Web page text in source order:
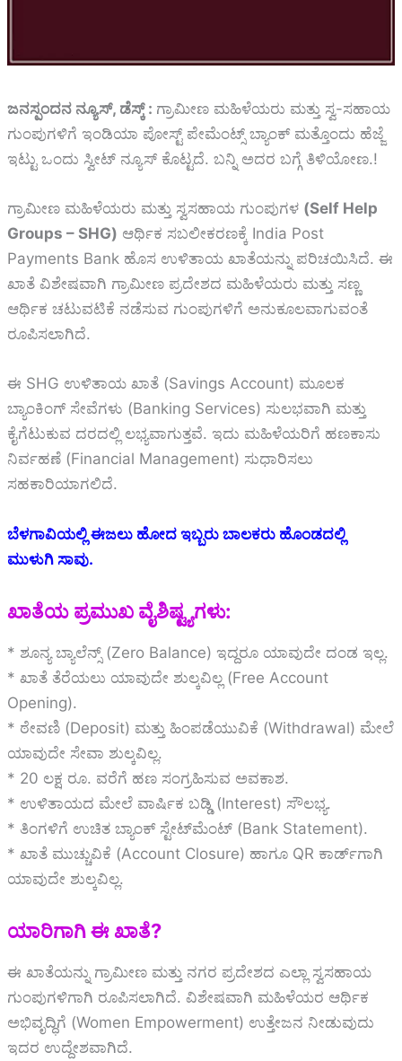
ಜನಸ್ಪಂದನ ನ್ಯೂಸ್‌, ಡೆಸ್ಕ್‌ : ಗ್ರಾಮೀಣ ಮಹಿಳೆಯರು ಮತ್ತು ಸ್ವ-ಸಹಾಯ
ಗುಂಪುಗಳಿಗೆ ಇಂಡಿಯಾ ಪೋಸ್ಟ್ ಪೇಮೆಂಟ್ಸ್ ಬ್ಯಾಂಕ್ ಮತ್ತೊಂದು ಹೆಜ್ಜೆ
ಇಟ್ಟು ಒಂದು ಸ್ವೀಟ್‌ ನ್ಯೂಸ್‌ ಕೊಟ್ಟದೆ. ಬನ್ನಿ ಅದರ ಬಗ್ಗೆ ತಿಳಿಯೋಣ.!
ಗ್ರಾಮೀಣ ಮಹಿಳೆಯರು ಮತ್ತು ಸ್ವಸಹಾಯ ಗುಂಪುಗಳ (Self Help
Groups – SHG) ಆರ್ಥಿಕ ಸಬಲೀಕರಣಕ್ಕೆ India Post
Payments Bank ಹೊಸ ಉಳಿತಾಯ ಖಾತೆಯನ್ನು ಪರಿಚಯಿಸಿದೆ. ಈ
ಖಾತೆ ವಿಶೇಷವಾಗಿ ಗ್ರಾಮೀಣ ಪ್ರದೇಶದ ಮಹಿಳೆಯರು ಮತ್ತು ಸಣ್ಣ
ಆರ್ಥಿಕ ಚಟುವಟಿಕೆ ನಡೆಸುವ ಗುಂಪುಗಳಿಗೆ ಅನುಕೂಲವಾಗುವಂತೆ
ರೂಪಿಸಲಾಗಿದೆ.
ಈ SHG ಉಳಿತಾಯ ಖಾತೆ (Savings Account) ಮೂಲಕ
ಬ್ಯಾಂಕಿಂಗ್ ಸೇವೆಗಳು (Banking Services) ಸುಲಭವಾಗಿ ಮತ್ತು
ಕೈಗೆಟುಕುವ ದರದಲ್ಲಿ ಲಭ್ಯವಾಗುತ್ತವೆ. ಇದು ಮಹಿಳೆಯರಿಗೆ ಹಣಕಾಸು
ನಿರ್ವಹಣೆ (Financial Management) ಸುಧಾರಿಸಲು
ಸಹಕಾರಿಯಾಗಲಿದೆ.
ಬೆಳಗಾವಿಯಲ್ಲಿ ಈಜಲು ಹೋದ ಇಬ್ಬರು ಬಾಲಕರು ಹೊಂಡದಲ್ಲಿ
ಮುಳುಗಿ ಸಾವು.
ಖಾತೆಯ ಪ್ರಮುಖ ವೈಶಿಷ್ಟ್ಯಗಳು:
* ಶೂನ್ಯ ಬ್ಯಾಲೆನ್ಸ್ (Zero Balance) ಇದ್ದರೂ ಯಾವುದೇ ದಂಡ ಇಲ್ಲ.
* ಖಾತೆ ತೆರೆಯಲು ಯಾವುದೇ ಶುಲ್ಕವಿಲ್ಲ (Free Account
Opening).
* ಠೇವಣಿ (Deposit) ಮತ್ತು ಹಿಂಪಡೆಯುವಿಕೆ (Withdrawal) ಮೇಲೆ
ಯಾವುದೇ ಸೇವಾ ಶುಲ್ಕವಿಲ್ಲ.
* 20 ಲಕ್ಷ ರೂ. ವರೆಗೆ ಹಣ ಸಂಗ್ರಹಿಸುವ ಅವಕಾಶ.
* ಉಳಿತಾಯದ ಮೇಲೆ ವಾರ್ಷಿಕ ಬಡ್ಡಿ (Interest) ಸೌಲಭ್ಯ.
* ತಿಂಗಳಿಗೆ ಉಚಿತ ಬ್ಯಾಂಕ್ ಸ್ಟೇಟ್‌ಮೆಂಟ್ (Bank Statement).
* ಖಾತೆ ಮುಚ್ಚುವಿಕೆ (Account Closure) ಹಾಗೂ QR ಕಾರ್ಡ್‌ಗಾಗಿ
ಯಾವುದೇ ಶುಲ್ಕವಿಲ್ಲ.
ಯಾರಿಗಾಗಿ ಈ ಖಾತೆ?
ಈ ಖಾತೆಯನ್ನು ಗ್ರಾಮೀಣ ಮತ್ತು ನಗರ ಪ್ರದೇಶದ ಎಲ್ಲಾ ಸ್ವಸಹಾಯ
ಗುಂಪುಗಳಿಗಾಗಿ ರೂಪಿಸಲಾಗಿದೆ. ವಿಶೇಷವಾಗಿ ಮಹಿಳೆಯರ ಆರ್ಥಿಕ
ಅಭಿವೃದ್ಧಿಗೆ (Women Empowerment) ಉತ್ತೇಜನ ನೀಡುವುದು
ಇದರ ಉದ್ದೇಶವಾಗಿದೆ.